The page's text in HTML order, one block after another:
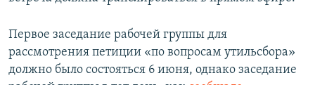
Первое заседание рабочей группы для
рассмотрения петиции «по вопросам утильсбора»
должно было состояться 6 июня, однако заседание